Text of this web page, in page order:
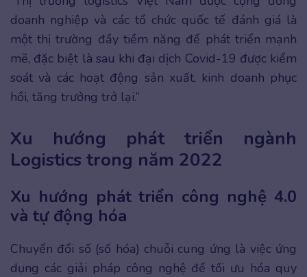
doanh nghiệp và các tổ chức quốc tế đánh giá là
một thị trường đầy tiềm năng để phát triển mạnh
mẽ, đặc biệt là sau khi đại dịch Covid-19 được kiểm
soát và các hoạt động sản xuất, kinh doanh phục
hồi, tăng trưởng trở lại.”
Xu hướng phát triển ngành
Logistics trong năm 2022
Xu hướng phát triển công nghệ 4.0
và tự động hóa
Chuyển đổi số (số hóa) chuỗi cung ứng là việc ứng
dụng các giải pháp công nghệ để tối ưu hóa quy